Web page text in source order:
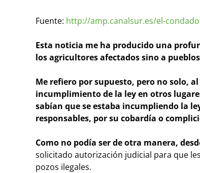
Fuente: http://amp.canalsur.es/el-
Esta noticia me ha producido una
los agricultores afectados sino a
Me refiero por supuesto, pero no solo,
incumplimiento de la ley en otros
sabían que se estaba incumpliendo la
responsables, por su cobardía o
Como no podía ser de otra manera,
solicitado autorización judicial para que
pozos ilegales.